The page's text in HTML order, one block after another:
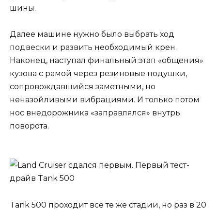
шины.
Далее машине нужно было выбрать ход
подвески и развить необходимый крен.
Наконец, наступал финальный этап «общения»
кузова с рамой через резиновые подушки,
сопровождавшийся заметными, но
неназойливыми вибрациями. И только потом
нос внедорожника «заправлялся» внутрь
поворота.
Tank 500 проходит все те же стадии, но раз в 20